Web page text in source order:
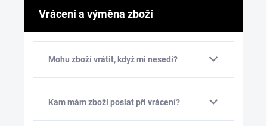
Vrácení a výměna zboží
Mohu zboží vrátit, když mi nesedí?
Kam mám zboží poslat při vrácení?